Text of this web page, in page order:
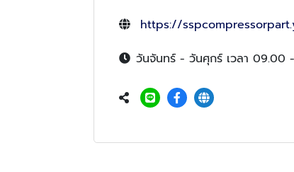
https://
วันจันทร์ - วันศุกร์ เวลา 09.00